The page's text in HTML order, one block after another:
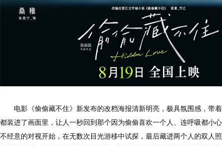
电影《偷偷藏不住》新发布的改档海报清新明亮，极具氛围感，带
都装进了画面里，让人一秒回到那个因为偷偷喜欢一个人、连呼吸都小
不经意的对视开始，在无数次 目光游移中试探 ，最后藏进两个人的双人